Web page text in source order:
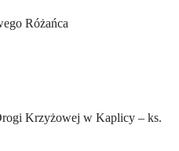
Różańca
Krzyżowej w Kaplicy – ks.